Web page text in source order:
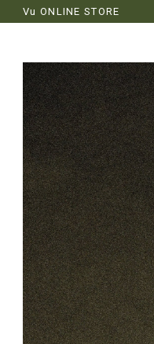
Vu ONLINE STORE